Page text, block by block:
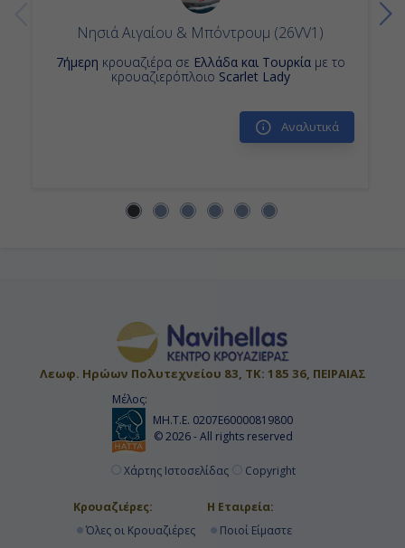
17:00
Εν Πλω
Αποβίβαση
Νησιά Αιγαίου & Μπόντρουμ (26VV1)
7ήμερη κρουαζιέρα σε Ελλάδα και Τουρκίαμε το
κρουαζιερόπλοιο Scarlet Lady
Αναλυτικά
Λεωφ. Ηρώων Πολυτεχνείου 83, ΤΚ: 185 36, ΠΕΙΡΑΙΑΣ
Μέλος:
ΜΗ.Τ.Ε. 0207Ε60000819800
© 2026 - All rights reserved
Χάρτης Ιστοσελίδας Copyright
Κρουαζιέρες:
Όλες οι Κρουαζιέρες
Η Εταιρεία:
Ποιοί Είμαστε